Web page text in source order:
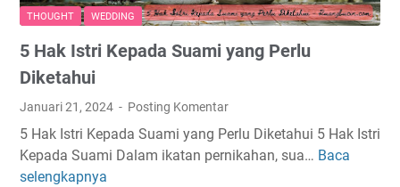
S
a
B
e
r
k
T
a
THOUGHT WEDDING
5 Hak Istri Kepada Suami yang Perlu
Diketahui
Januari 21, 2024 Posting Komentar
5 Hak Istri Kepada Suami yang Perlu Diketahui 5 Hak Istri
Kepada Suami Dalam ikatan pernikahan, sua… Baca
selengkapnya
5